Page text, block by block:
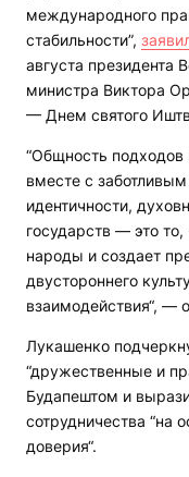
международного
стабильности”,
августа
министра Виктора
— Днем святого
“Общность подходов
вместе с
идентичности,
государств — это
народы и создает
двустороннего
взаимодействия“, —
Лукашенко
“дружественные и
Будапештом и
сотрудничества “на
доверия“.